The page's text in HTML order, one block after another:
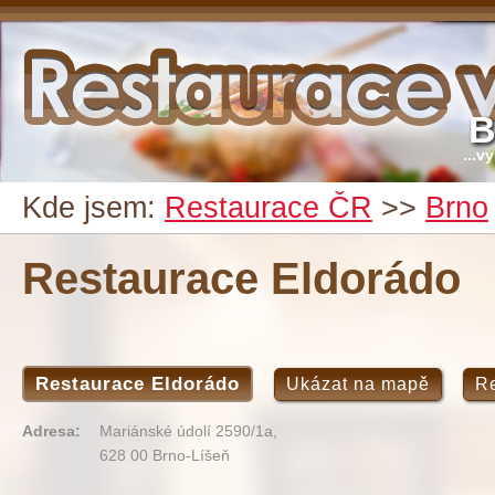
Kde jsem: Restaurace ČR >> Brno
Restaurace Eldorádo
Restaurace Eldorádo Ukázat na mapě
Adresa:
Mariánské údolí 2590/1a,
628 00 Brno-Líšeň